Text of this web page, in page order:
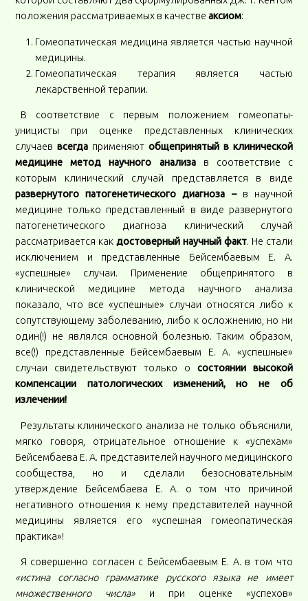
положения рассматриваемых в качествеаксиом:
Гомеопатическая медицина является частью научной
медицины.
Гомеопатическая терапия является частью
лекарственной терапии.
В соответствие с первым положением гомеопаты-
уницисты при оценке представленных клинических
случаеввсегда применяют общепринятый в клинической
медицине метод научного анализав соответствие с
которым клинический случай представляется в виде
развернутого патогенетического диагноза – в научной
медицине только представленный в виде развернутого
патогенетического диагноза клинический случай
рассматривается как достоверный научный факт. Не стали
исключением и представленные Бейсембаевым Е. А.
«успешные» случаи. Применение общепринятого в
клинической медицине метода научного анализа
показало, что все «успешные» случаи относятся либо к
сопутствующему заболеванию, либо к осложнению, но ни
один(!) не являлся основной болезнью. Таким образом,
все(!) представленные Бейсембаевым Е. А. «успешные»
случаи свидетельствуют только о состоянии высокой
компенсации патологических изменений, но не об
излечении!
Результаты клинического анализа не только объяснили,
мягко говоря, отрицательное отношение к «успехам»
Бейсембаева Е. А. представителей научного медицинского
сообщества, но и сделали безосновательным
утверждение Бейсембаева Е. А. о том что причиной
негативного отношения к нему представителей научной
медицины является его «успешная гомеопатическая
практика»!
Я совершенно согласен с Бейсембаевым Е. А. в том что
«истина согласно грамматике русского языка не имеет
множественного числа» и при оценке «успехов»